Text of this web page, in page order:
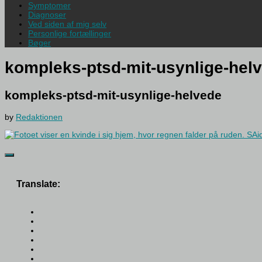
Symptomer
Diagnoser
Ved siden af mig selv
Personlige fortællinger
Bøger
kompleks-ptsd-mit-usynlige-
kompleks-ptsd-mit-usynlige-helvede
by Redaktionen
Translate: